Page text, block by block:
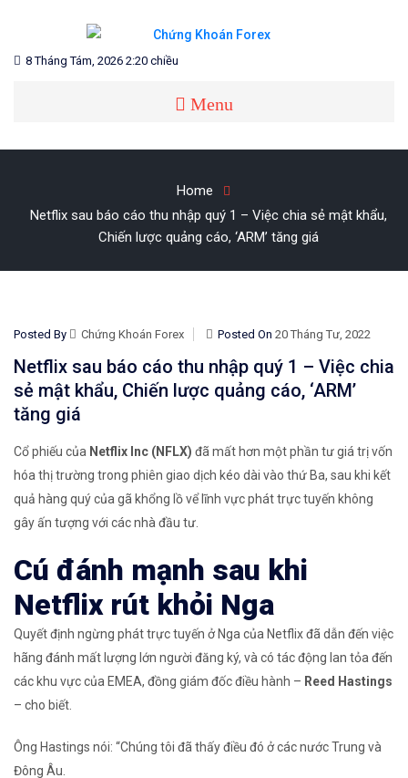
content
CHỨNG KHOÁN FOREX
Blog chia sẻ về Chứng Khoán và Forex
8 Tháng Tám, 2026 2:20 chiều
Menu
Home
Netflix sau báo cáo thu nhập quý 1 – Việc chia sẻ mật khẩu,
Chiến lược quảng cáo, ‘ARM’ tăng giá
Posted By Chứng Khoán Forex Posted On 20 Tháng Tư, 2022
Netflix sau báo cáo thu nhập quý 1 – Việc chia
sẻ mật khẩu, Chiến lược quảng cáo, ‘ARM’
tăng giá
Cổ phiếu của Netflix Inc (NFLX) đã mất hơn một phần tư giá trị vốn
hóa thị trường trong phiên giao dịch kéo dài vào thứ Ba, sau khi kết
quả hàng quý của gã khổng lồ vể lĩnh vực phát trực tuyến không
gây ấn tượng với các nhà đầu tư.
Cú đánh mạnh sau khi
Netflix rút khỏi Nga
Quyết định ngừng phát trực tuyến ở Nga của Netflix đã dẫn đến việc
hãng đánh mất lượng lớn người đăng ký, và có tác động lan tỏa đến
các khu vực của EMEA, đồng giám đốc điều hành – Reed Hastings
– cho biết.
Ông Hastings nói: “Chúng tôi đã thấy điều đó ở các nước Trung và
Đông Âu.